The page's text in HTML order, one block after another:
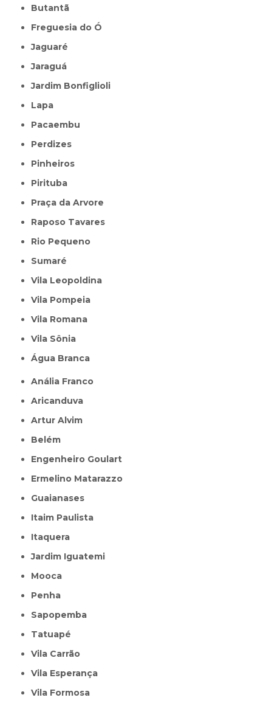
Butantã
Freguesia do Ó
Jaguaré
Jaraguá
Jardim Bonfiglioli
Lapa
Pacaembu
Perdizes
Pinheiros
Pirituba
Praça da Arvore
Raposo Tavares
Rio Pequeno
Sumaré
Vila Leopoldina
Vila Pompeia
Vila Romana
Vila Sônia
Água Branca
Anália Franco
Aricanduva
Artur Alvim
Belém
Engenheiro Goulart
Ermelino Matarazzo
Guaianases
Itaim Paulista
Itaquera
Jardim Iguatemi
Mooca
Penha
Sapopemba
Tatuapé
Vila Carrão
Vila Esperança
Vila Formosa